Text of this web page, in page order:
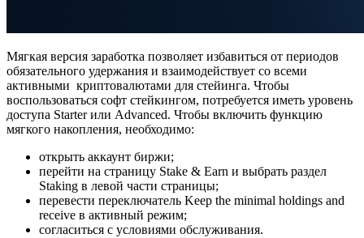
Мягкая версия заработка позволяет избавиться от периодов
обязательного удержания и взаимодействует со всеми
активными криптовалютами для стейинга. Чтобы
воспользоваться софт стейкингом, потребуется иметь уровень
доступа Starter или Advanced. Чтобы включить функцию
мягкого накопления, необходимо:
открыть аккаунт биржи;
перейти на страницу Stake & Earn и выбрать раздел
Staking в левой части страницы;
перевести переключатель Keep the minimal holdings and
receive в активный режим;
согласиться с условиями обслуживания.